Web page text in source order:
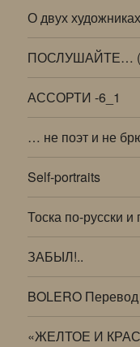
О двух
ПОСЛУШАЙТЕ…
АССОРТИ -6_1
… не поэт и не
Self-portraits
Тоска по-русски и
ЗАБЫЛ!..
BOLERO
«ЖЕЛТОЕ И